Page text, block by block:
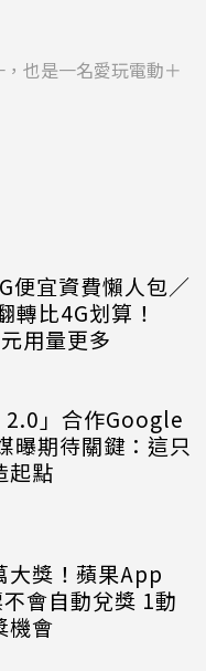
也是一名愛玩電動＋
便宜資費懶人包／
轉比4G划算！
用量更多
2.0」合作Google
曝期待關鍵：這只
起點
大獎！蘋果App
會自動兌獎 1動
機會